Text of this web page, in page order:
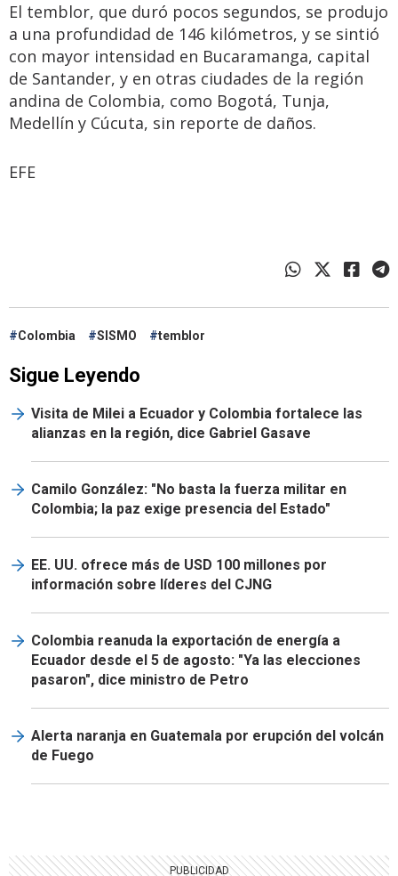
El temblor, que duró pocos segundos, se produjo
a una profundidad de 146 kilómetros, y se sintió
con mayor intensidad en Bucaramanga, capital
de Santander, y en otras ciudades de la región
andina de Colombia, como Bogotá, Tunja,
Medellín y Cúcuta, sin reporte de daños.
EFE
Colombia SISMO temblor
Sigue Leyendo
Visita de Milei a Ecuador y Colombia fortalece las
alianzas en la región, dice Gabriel Gasave
Camilo González: "No basta la fuerza militar en
Colombia; la paz exige presencia del Estado"
EE. UU. ofrece más de USD 100 millones por
información sobre líderes del CJNG
Colombia reanuda la exportación de energía a
Ecuador desde el 5 de agosto: "Ya las elecciones
pasaron", dice ministro de Petro
Alerta naranja en Guatemala por erupción del volcán
de Fuego